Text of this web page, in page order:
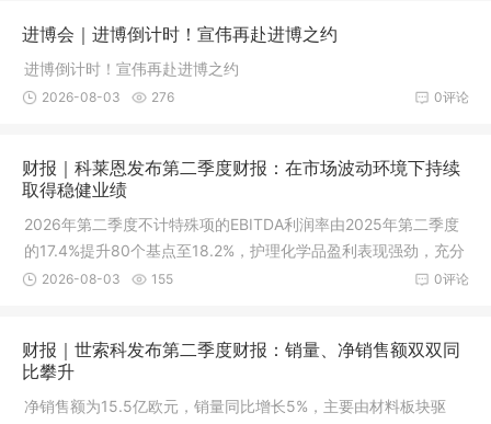
进博会｜进博倒计时！宣伟再赴进博之约
进博倒计时！宣伟再赴进博之约
0评论
2026-08-03 276
财报｜科莱恩发布第二季度财报：在市场波动环境下持续
取得稳健业绩
2026年第二季度不计特殊项的EBITDA利润率由2025年第二季度
的17.4%提升80个基点至18.2%，护理化学品盈利表现强劲，充分
对冲催化剂利润率的下降
0评论
2026-08-03 155
财报｜世索科发布第二季度财报：销量、净销售额双双同
比攀升
净销售额为15.5亿欧元，销量同比增长5%，主要由材料板块驱